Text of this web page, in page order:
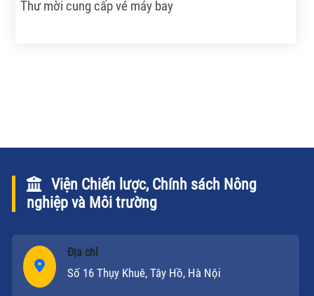
Thư mời cung cấp vé máy bay
Viện Chiến lược, Chính sách Nông
nghiệp và Môi trường
Địa chỉ
Số 16 Thụy Khuê, Tây Hồ, Hà Nội